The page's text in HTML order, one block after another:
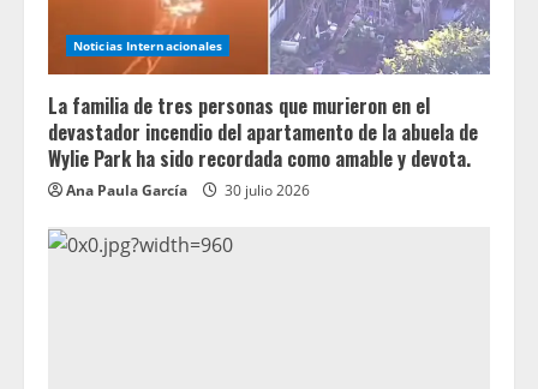
Noticias Internacionales
La familia de tres personas que murieron en el
devastador incendio del apartamento de la abuela de
Wylie Park ha sido recordada como amable y devota.
Ana Paula García 30 julio 2026